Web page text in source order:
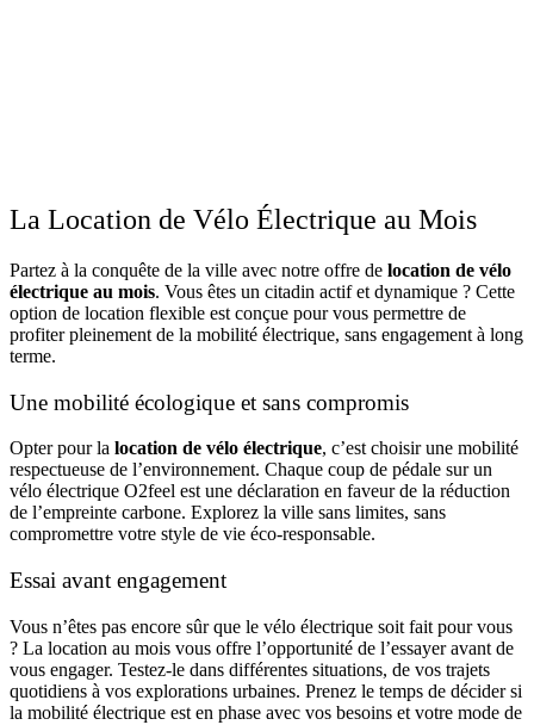
La Location de Vélo Électrique au Mois
Partez à la conquête de la ville avec notre offre de location de vélo
électrique au mois. Vous êtes un citadin actif et dynamique ? Cette
option de location flexible est conçue pour vous permettre de
profiter pleinement de la mobilité électrique, sans engagement à long
terme.
Une mobilité écologique et sans compromis
Opter pour la location de vélo électrique, c’est choisir une mobilité
respectueuse de l’environnement. Chaque coup de pédale sur un
vélo électrique O2feel est une déclaration en faveur de la réduction
de l’empreinte carbone. Explorez la ville sans limites, sans
compromettre votre style de vie éco-responsable.
Essai avant engagement
Vous n’êtes pas encore sûr que le vélo électrique soit fait pour vous
? La location au mois vous offre l’opportunité de l’essayer avant de
vous engager. Testez-le dans différentes situations, de vos trajets
quotidiens à vos explorations urbaines. Prenez le temps de décider si
la mobilité électrique est en phase avec vos besoins et votre mode de